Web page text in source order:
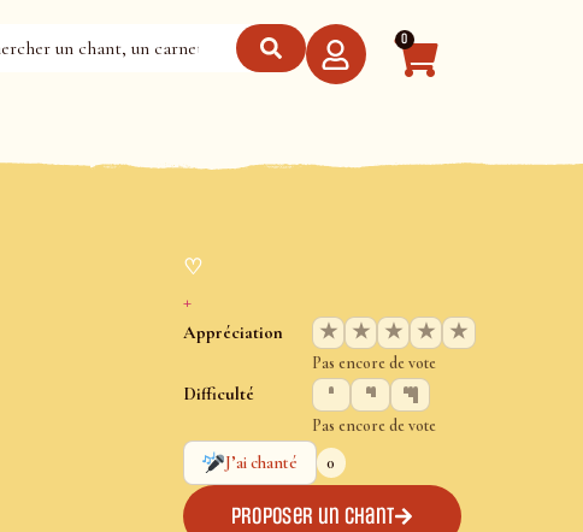
0
♡
+
Appréciation ★ ★ ★ ★ ★
Pas encore de vote
Difficulté
Pas encore de vote
J’ai chanté
0
Proposer un chant